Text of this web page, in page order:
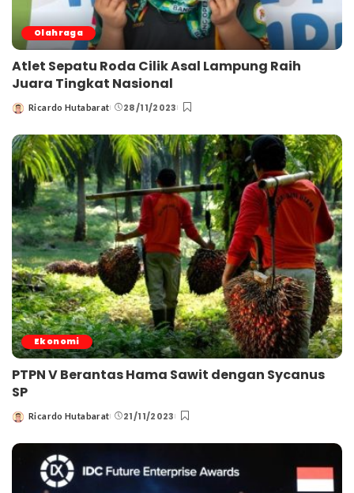
Olahraga
Atlet Sepatu Roda Cilik Asal Lampung Raih
Juara Tingkat Nasional
Posted
Ricardo Hutabarat 28/11/2023
Ekonomi
PTPN V Berantas Hama Sawit dengan Sycanus
SP
Posted
Ricardo Hutabarat 21/11/2023